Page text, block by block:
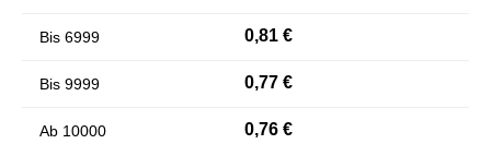
Bis 6999 0,81 €
Bis 9999 0,77 €
Ab 10000 0,76 €